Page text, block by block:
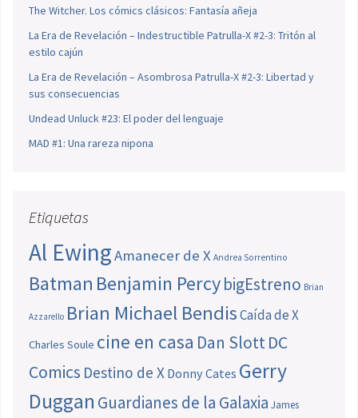
The Witcher. Los cómics clásicos: Fantasía añeja
La Era de Revelación – Indestructible Patrulla-X #2-3: Tritón al
estilo cajún
La Era de Revelación – Asombrosa Patrulla-X #2-3: Libertad y
sus consecuencias
Undead Unluck #23: El poder del lenguaje
MAD #1: Una rareza nipona
Etiquetas
Al EwingAmanecer de X Andrea Sorrentino
Batman Benjamin PercybigEstreno Brian
Azzarello Brian Michael BendisCaída de X
Charles Soule cine en casa Dan SlottDC
Comics Destino de X Donny Cates Gerry
Duggan Guardianes de la Galaxia James